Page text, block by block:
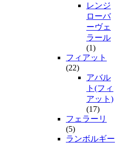
レンジ
ローバ
ーヴェ
ラール
(1)
フィアット
(22)
アバル
ト(フィ
アット)
(17)
フェラーリ
(5)
ランボルギー